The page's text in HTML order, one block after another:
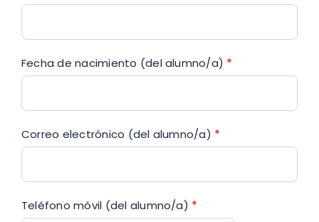
Fecha de nacimiento (del alumno/a) *
Correo electrónico (del alumno/a) *
Teléfono móvil (del alumno/a) *